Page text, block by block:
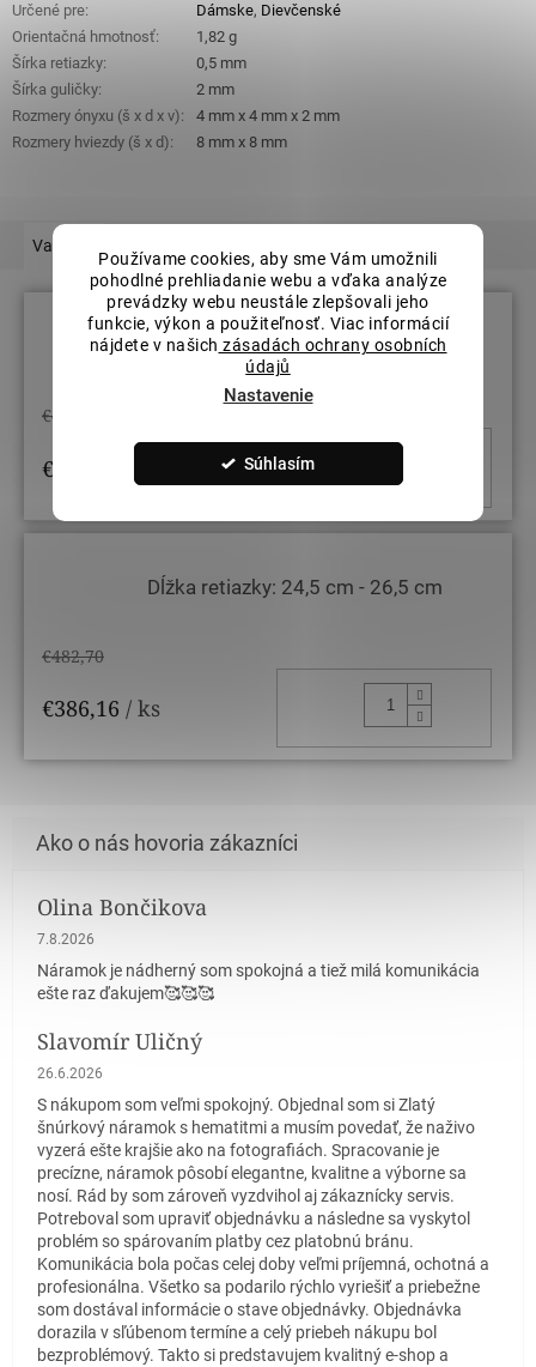
Používame cookies, aby sme Vám umožnili
pohodlné prehliadanie webu a vďaka analýze
prevádzky webu neustále zlepšovali jeho
funkcie, výkon a použiteľnosť. Viac informácií
nájdete v našich zásadách ochrany osobních
údajů
Nastavenie
Súhlasím
Určené pre: Dámske, Dievčenské
Orientačná hmotnosť:
1,82 g
Šírka retiazky:
0,5 mm
Šírka guličky:
2 mm
Rozmery ónyxu (š x d x v):
4 mm x 4 mm x 2 mm
Rozmery hviezdy (š x d): 8 mm x 8 mm
Varianty
Dĺžka retiazky: 24 cm - 26,5 cm
€482,70
€386,16
Dĺžka retiazky: 24,5 cm - 26,5 cm
€482,70
€386,16 / ks
Olina Bončikova
Hodnotenie obchodu je 5 z 5 hviezdičiek.
7.8.2026
Náramok je nádherný som spokojná a tiež milá komunikácia
ešte raz ďakujem🥰🥰🥰
Slavomír Uličný
Hodnotenie obchodu je 5 z 5 hviezdičiek.
26.6.2026
S nákupom som veľmi spokojný. Objednal som si Zlatý
šnúrkový náramok s hematitmi a musím povedať, že naživo
vyzerá ešte krajšie ako na fotografiách. Spracovanie je
precízne, náramok pôsobí elegantne, kvalitne a výborne sa
nosí. Rád by som zároveň vyzdvihol aj zákaznícky servis.
Potreboval som upraviť objednávku a následne sa vyskytol
problém so spárovaním platby cez platobnú bránu.
Komunikácia bola počas celej doby veľmi príjemná, ochotná a
profesionálna. Všetko sa podarilo rýchlo vyriešiť a priebežne
som dostával informácie o stave objednávky. Objednávka
dorazila v sľúbenom termíne a celý priebeh nákupu bol
bezproblémový. Takto si predstavujem kvalitný e-shop a